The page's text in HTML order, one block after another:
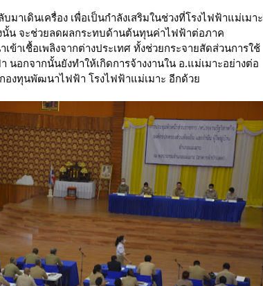
มาเดินเครื่อง เพื่อเป็นกำลังเสริมในช่วงที่โรงไฟฟ้าแม่เมาะ
นั้น จะช่วยลดผลกระทบด้านต้นทุนค่าไฟฟ้าต่อภาค
ข้าเชื้อเพลิงจากต่างประเทศ ทั้งช่วยกระจายสัดส่วนการใช้
นอกจากนั้นยังทำให้เกิดการจ้างงานใน อ.แม่เมาะอย่างต่อ
องทุนพัฒนาไฟฟ้า โรงไฟฟ้าแม่เมาะ อีกด้วย